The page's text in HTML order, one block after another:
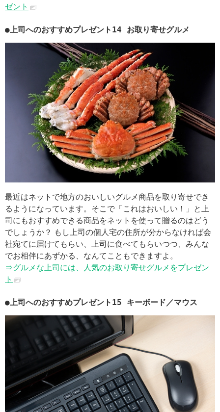
ゼント
●上司へのおすすめプレゼント14 お取り寄せグルメ
最近はネットで地方のおいしいグルメ商品を取り寄せでき
るようになっています。そこで「これはおいしい！」と上
司にもおすすめできる商品をネットを使って贈るのはどう
でしょうか？ もし上司の個人宅の住所が分からなければ会
社宛てに届けてもらい、上司に食べてもらいつつ、みんな
でお相伴にあずかる、なんてこともできますよ。
⇒グルメな上司には、人気のお取り寄せグルメをプレゼン
ト
●上司へのおすすめプレゼント15 キーボード／マウス